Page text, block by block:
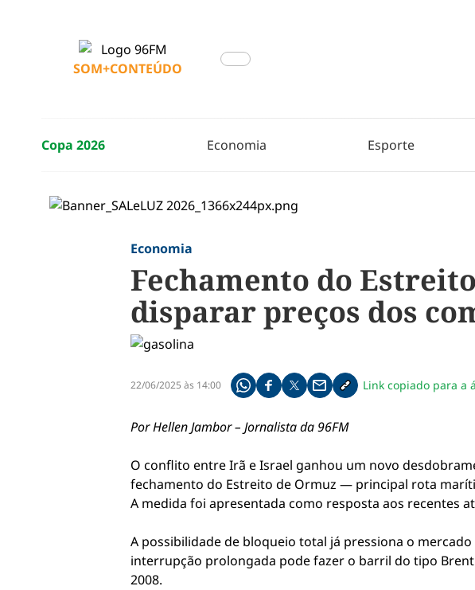
SOM+CONTEÚDO
Copa 2026 Economia Esporte
Economia
Fechamento do
disparar preços dos
22/06/2025 às 14:00 Compartilhe pelo whatsapp
Compartilhar no facebook
Compartilhar no twitter
Compartilhe pelo email
Copiar link da notícia
Link copiado para a
Por Hellen Jambor – Jornalista da 96FM
O conflito entre Irã e Israel ganhou um novo
fechamento do Estreito de Ormuz — principal rota
A medida foi apresentada como resposta aos recentes
A possibilidade de bloqueio total já pressiona o
interrupção prolongada pode fazer o barril do tipo
2008.